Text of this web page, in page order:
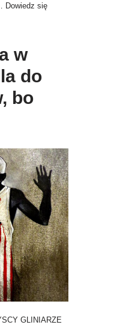
Dowiedz się
w
do
bo
GLINIARZE